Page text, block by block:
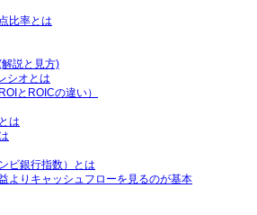
比率とは
説と見方)
シオとは
とROICの違い）
は
ビ銀行指数）とは
よりキャッシュフローを見るのが基本